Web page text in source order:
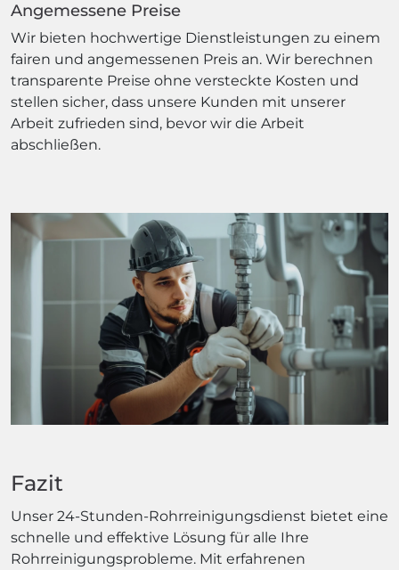
Angemessene Preise
Wir bieten hochwertige Dienstleistungen zu einem
fairen und angemessenen Preis an. Wir berechnen
transparente Preise ohne versteckte Kosten und
stellen sicher, dass unsere Kunden mit unserer
Arbeit zufrieden sind, bevor wir die Arbeit
abschließen.
Fazit
Unser 24-Stunden-Rohrreinigungsdienst bietet eine
schnelle und effektive Lösung für alle Ihre
Rohrreinigungsprobleme. Mit erfahrenen